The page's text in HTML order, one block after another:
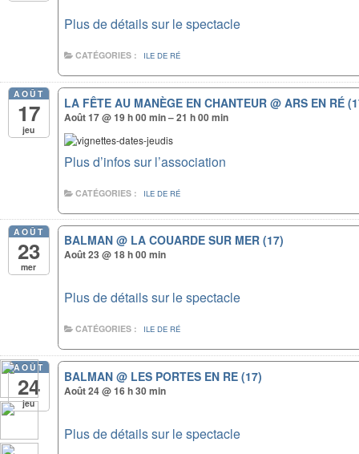
Plus de détails sur le spectacle
CATÉGORIES : ILE DE RÉ
AOÛT
17
jeu
LA FÊTE AU MANÈGE EN CHANTEUR@ ARS EN RÉ
Août 17 @ 19 h 00 min – 21 h 00 min
Plus d’infos sur l’association
CATÉGORIES : ILE DE RÉ
AOÛT
23
mer
BALMAN@ LA COUARDE SUR MER (17)
Août 23 @ 18 h 00 min
Plus de détails sur le spectacle
CATÉGORIES : ILE DE RÉ
AOÛT
24
jeu
BALMAN@ LES PORTES EN RE (17)
Août 24 @ 16 h 30 min
Plus de détails sur le spectacle